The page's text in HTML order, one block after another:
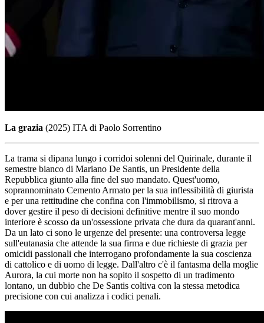
La grazia (2025) ITA di Paolo Sorrentino
La trama si dipana lungo i corridoi solenni del Quirinale, durante il
semestre bianco di Mariano De Santis, un Presidente della
Repubblica giunto alla fine del suo mandato. Quest'uomo,
soprannominato Cemento Armato per la sua inflessibilità di giurista
e per una rettitudine che confina con l'immobilismo, si ritrova a
dover gestire il peso di decisioni definitive mentre il suo mondo
interiore è scosso da un'ossessione privata che dura da quarant'anni.
Da un lato ci sono le urgenze del presente: una controversa legge
sull'eutanasia che attende la sua firma e due richieste di grazia per
omicidi passionali che interrogano profondamente la sua coscienza
di cattolico e di uomo di legge. Dall'altro c'è il fantasma della moglie
Aurora, la cui morte non ha sopito il sospetto di un tradimento
lontano, un dubbio che De Santis coltiva con la stessa metodica
precisione con cui analizza i codici penali.